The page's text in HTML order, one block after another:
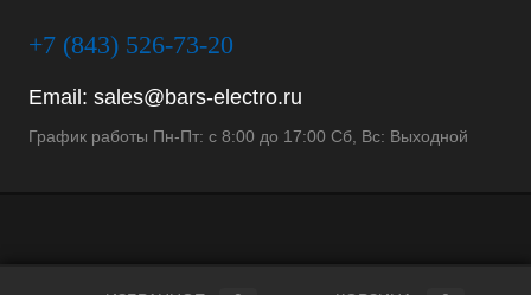
+7 (843) 526-73-20
Email: sales@bars-electro.ru
График работы Пн-Пт: с 8:00 до 17:00 Сб, Вс: Выходной